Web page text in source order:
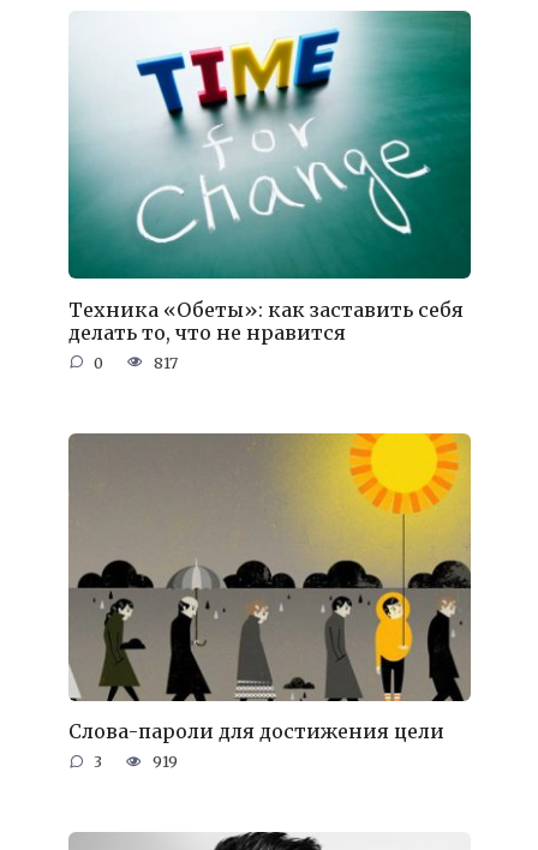
Техника «Обеты»: как заставить себя
делать то, что не нравится
0 817
Слова-пароли для достижения цели
3 919